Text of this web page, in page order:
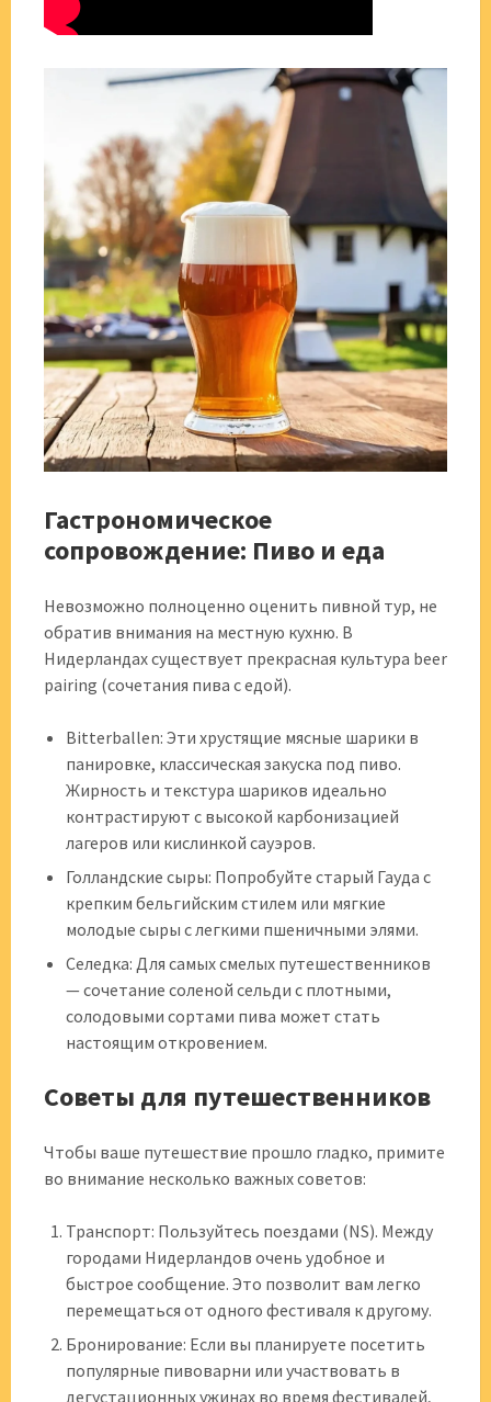
Гастрономическое
сопровождение: Пиво и еда
Невозможно полноценно оценить пивной тур, не
обратив внимания на местную кухню. В
Нидерландах существует прекрасная культура beer
pairing (сочетания пива с едой).
Bitterballen: Эти хрустящие мясные шарики в
панировке, классическая закуска под пиво.
Жирность и текстура шариков идеально
контрастируют с высокой карбонизацией
лагеров или кислинкой сауэров.
Голландские сыры: Попробуйте старый Гауда с
крепким бельгийским стилем или мягкие
молодые сыры с легкими пшеничными элями.
Селедка: Для самых смелых путешественников
— сочетание соленой сельди с плотными,
солодовыми сортами пива может стать
настоящим откровением.
Советы для путешественников
Чтобы ваше путешествие прошло гладко, примите
во внимание несколько важных советов:
Транспорт: Пользуйтесь поездами (NS). Между
городами Нидерландов очень удобное и
быстрое сообщение. Это позволит вам легко
перемещаться от одного фестиваля к другому.
Бронирование: Если вы планируете посетить
популярные пивоварни или участвовать в
дегустационных ужинах во время фестивалей,